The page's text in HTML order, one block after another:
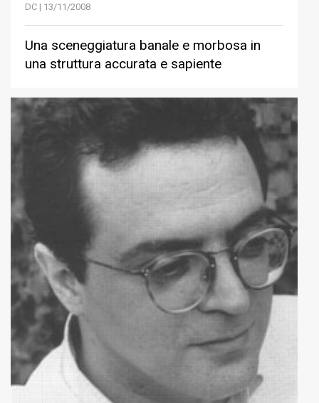
DC | 13/11/2008
Una sceneggiatura banale e morbosa in
una struttura accurata e sapiente